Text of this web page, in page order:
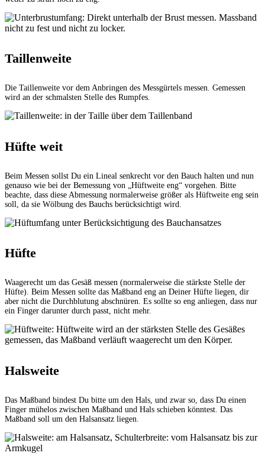
Taillenweite
Die Taillenweite vor dem Anbringen des Messgürtels messen. Gemessen
wird an der schmalsten Stelle des Rumpfes.
Hüfte weit
Beim Messen sollst Du ein Lineal senkrecht vor den Bauch halten und nun
genauso wie bei der Bemessung von „Hüftweite eng“ vorgehen. Bitte
beachte, dass diese Abmessung normalerweise größer als Hüftweite eng sein
soll, da sie Wölbung des Bauchs berücksichtigt wird.
Hüfte
Waagerecht um das Gesäß messen (normalerweise die stärkste Stelle der
Hüfte). Beim Messen sollte das Maßband eng an Deiner Hüfte liegen, dir
aber nicht die Durchblutung abschnüren. Es sollte so eng anliegen, dass nur
ein Finger darunter durch passt, nicht mehr.
Halsweite
Das Maßband bindest Du bitte um den Hals, und zwar so, dass Du einen
Finger mühelos zwischen Maßband und Hals schieben könntest. Das
Maßband soll um den Halsansatz liegen.